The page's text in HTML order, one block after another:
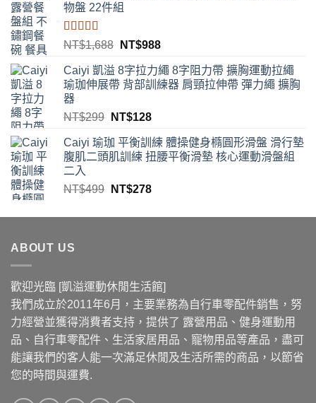
物盤 22件組
評分4.00
滿分 5
NT$1,688 原
價
格：
NT$988目
價
格：
Caiyi 凱溢 8字拉力繩 8字阻力帶 擴胸運動拉繩
瑜珈伸展帶 背部訓練器 肩頸拉伸帶 彈力繩 擴胸
器
NT$299 原
價
格：
NT$128目
價
格：
Caiyi 瑜珈 平衡訓練 體操健身橢圓形滑盤 滑行墊
腹肌二頭肌訓練 扭腰平衡滑墊 核心運動滑盤組
二入
NT$499 原
價
NT$278目
價
ABOUT US
歡迎光臨 [凱溢運動休閒生活館]
我們成立於2011年6月，主要業務為自行車零配件銷售，努
力經營並獲得消費者支持，提供了 露營用品、健身運動用
品、自行車零配件、生活家居用品、寵物用品等產品，盡可
能讓我們的客人能一次滿足休閒及生活所需的商品，以節省
您的時間與運費.